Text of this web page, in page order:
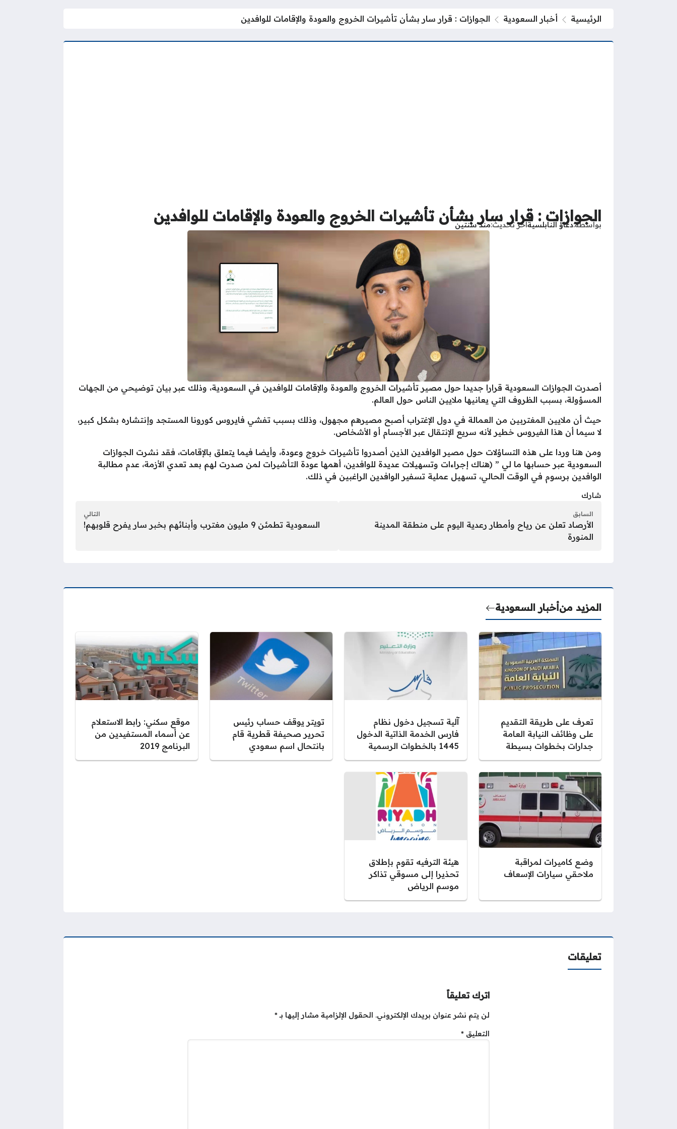
الرئيسية أخبار السعودية الجوازات : قرار سار بشأن تأشيرات الخروج والعودة والإقامات للوافدين
الجوازات : قرار سار بشأن تأشيرات الخروج والعودة والإقامات للوافدين
بواسطةدعاؤ النابلسيةآخر تحديث منذ سنتين
أصدرت الجوازات السعودية قرارا جديدا حول مصير تأشيرات الخروج والعودة والإقامات للوافدين في السعودية، وذلك عبر بيان توضيحي من الجهات
المسؤولة، بسبب الظروف التي يعانيها ملايين الناس حول العالم.
حيث أن ملايين المغتربين من العمالة في دول الإغتراب أصبح مصيرهم مجهول، وذلك بسبب تفشي فايروس كورونا المستجد وإنتشاره بشكل كبير،
لا سيما أن هذا الفيروس خطير لأنه سريع الإنتقال عبر الأجسام أو الأشخاص.
ومن هنا وردا على هذه التساؤلات حول مصير الوافدين الذين أصدروا تأشيرات خروج وعودة، وأيضا فيما يتعلق بالإقامات، فقد نشرت الجوازات
السعودية عبر حسابها ما لي ” (هناك إجراءات وتسهيلات عديدة للوافدين، أهمها عودة التأشيرات لمن صدرت لهم بعد تعدي الأزمة، عدم مطالبة
الوافدين برسوم في الوقت الحالي، تسهيل عملية تسفير الوافدين الراغبين في ذلك.
شارك
السابق
الأرصاد تعلن عن رياح وأمطار رعدية اليوم على منطقة المدينة
المنورة
التالي
السعودية تطمئن 9 مليون مغترب وأبنائهم بخبر سار يفرح قلوبهم!
المزيد منأخبار السعودية
تعرف على طريقة التقديم
على وظائف النيابة العامة
جدارات بخطوات بسيطة
آلية تسجيل دخول نظام
فارس الخدمة الذاتية الدخول
1445 بالخطوات الرسمية
تويتر يوقف حساب رئيس
تحرير صحيفة قطرية قام
بانتحال اسم سعودي
موقع سكني: رابط الاستعلام
عن أسماء المستفيدين من
البرنامج 2019
وضع كاميرات لمراقبة
ملاحقي سيارات الإسعاف
هيئة الترفيه تقوم بإطلاق
تحذيرا إلى مسوقي تذاكر
موسم الرياض
تعليقات
اترك تعليقاً
لن يتم نشر عنوان بريدك الإلكتروني. الحقول الإلزامية مشار إليها بـ*
التعليق *